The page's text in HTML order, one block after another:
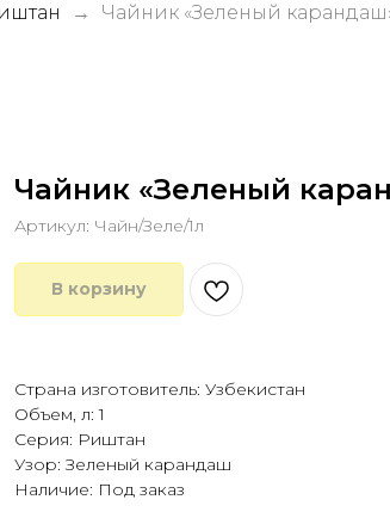
Чайник «Зеленый
Чайник «Зеленый
Артикул: Чайн/Зеле/1л
В корзину
Страна изготовитель: Узбекистан
Объем, л: 1
Серия: Риштан
Узор: Зеленый карандаш
Наличие: Под заказ